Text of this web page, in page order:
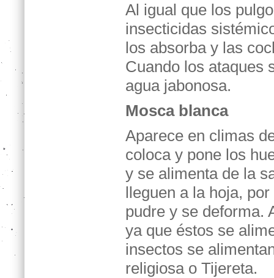
Al igual que los
insecticidas
los absorba y las
Cuando los ataques
agua jabonosa.
Mosca blanca
Aparece en climas
coloca y pone los
y se alimenta de la
lleguen a la hoja,
pudre y se deforma.
ya que éstos se
insectos se
religiosa o Tijereta.